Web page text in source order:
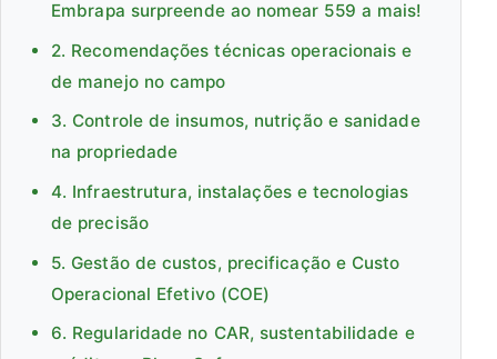
Embrapa surpreende ao nomear 559 a mais!
2. Recomendações técnicas operacionais e
de manejo no campo
3. Controle de insumos, nutrição e sanidade
na propriedade
4. Infraestrutura, instalações e tecnologias
de precisão
5. Gestão de custos, precificação e Custo
Operacional Efetivo (COE)
6. Regularidade no CAR, sustentabilidade e